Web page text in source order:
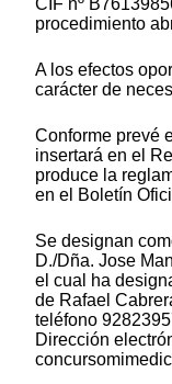
procedimiento
A los efectos
carácter de
Conforme prevé
insertará en el
produce la
en el Boletín
Se designan
D./Dña. Jose
el cual ha
de Rafael
teléfono
Dirección